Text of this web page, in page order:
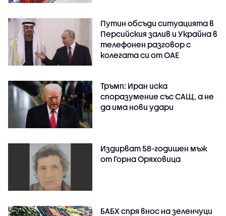
Путин обсъди ситуацията в
Персийския залив и Украйна в
телефонен разговор с
колегата си от ОАЕ
Тръмп: Иран иска
споразумение със САЩ, а не
да има нови удари
Издирват 58-годишен мъж
от Горна Оряховица
БАБХ спря внос на зеленчуци